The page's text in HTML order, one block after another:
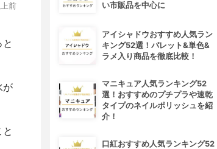
前
が
い市販品を中心に
アイシャドウおすすめ人気ラン
キング52選！パレット&単色&
ラメ入り商品を徹底比較！
マニキュア人気ランキング52
選！おすすめのプチプラや速乾
タイプのネイルポリッシュを紹
介！
口紅おすすめ人気ランキング52